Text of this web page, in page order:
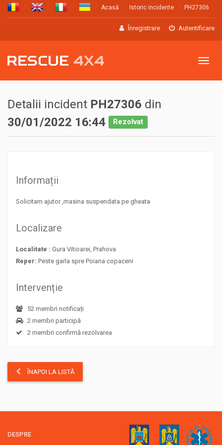
Acasă Istoric incidente PH27306
Înregistrare Autentificare
Meniu
Detalii incident PH27306 din
30/01/2022 16:44
Rezolvat
Informații
Solicitam ajutor ,masina suspendata pe gheata
Localizare
Localitate : Gura Vitioarei, Prahova
Reper: Peste garla spre Poiana copaceni
Intervenție
52 membri notificați
2 membri participă
2 membri confirmă rezolvarea
ÎNAPOI LA LISTĂ
DESPRE